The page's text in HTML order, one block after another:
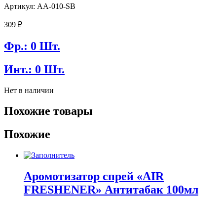
Артикул: AA-010-SB
309 ₽
Фр.: 0 Шт.
Инт.: 0 Шт.
Нет в наличии
Похожие товары
Похожие
Аромотизатор спрей «AIR
FRESHENER» Антитабак 100мл